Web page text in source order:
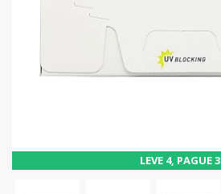
LEVE 4, PAGUE 3